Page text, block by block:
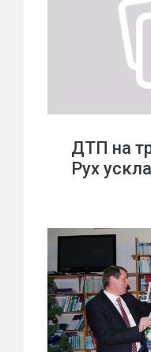
ДТП на
Рух